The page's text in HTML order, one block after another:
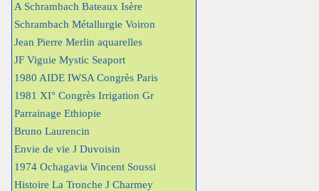
A Schrambach Bateaux Isère
Schrambach Métallurgie Voiron
Jean Pierre Merlin aquarelles
JF Viguie Mystic Seaport
1980 AIDE IWSA Congrès Paris
1981 XI° Congrès Irrigation Gr
Parrainage Ethiopie
Bruno Laurencin
Envie de vie J Duvoisin
1974 Ochagavia Vincent Soussi
Histoire La Tronche J Charmey